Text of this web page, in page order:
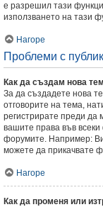
е разрешил тази
използването на тази
Нагоре
Проблеми с
Как да създам нова
За да създадете нова
отговорите на тема,
регистрирате преди да
вашите права във
форумите. Например:
можете да прикачвате
Нагоре
Как да променя или